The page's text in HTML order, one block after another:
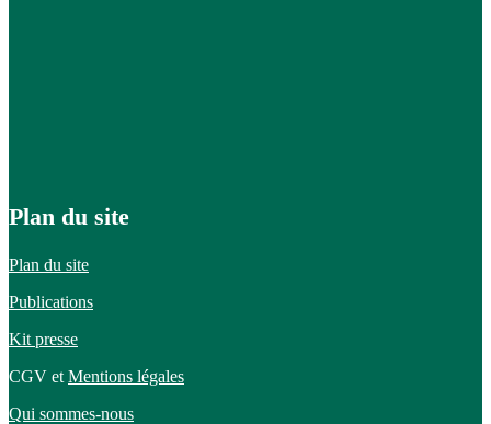
Plan du site
Plan du site
Publications
Kit presse
CGV et Mentions légales
Qui sommes-nous